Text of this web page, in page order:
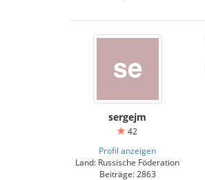
sergejm
42
Profil anzeigen
Land: Russische Föderation
Beiträge: 2863